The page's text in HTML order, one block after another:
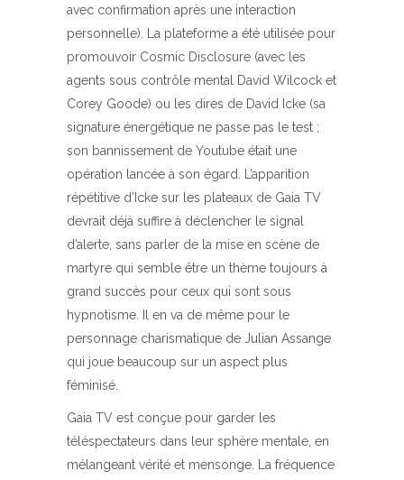
avec confirmation après une interaction
personnelle). La plateforme a été utilisée pour
promouvoir Cosmic Disclosure (avec les
agents sous contrôle mental David Wilcock et
Corey Goode) ou les dires de David Icke (sa
signature énergétique ne passe pas le test ;
son bannissement de Youtube était une
opération lancée à son égard. L’apparition
répétitive d’Icke sur les plateaux de Gaia TV
devrait déjà suffire à déclencher le signal
d’alerte, sans parler de la mise en scène de
martyre qui semble être un thème toujours à
grand succès pour ceux qui sont sous
hypnotisme. Il en va de même pour le
personnage charismatique de Julian Assange
qui joue beaucoup sur un aspect plus
féminisé.
Gaia TV est conçue pour garder les
téléspectateurs dans leur sphère mentale, en
mélangeant vérité et mensonge. La fréquence